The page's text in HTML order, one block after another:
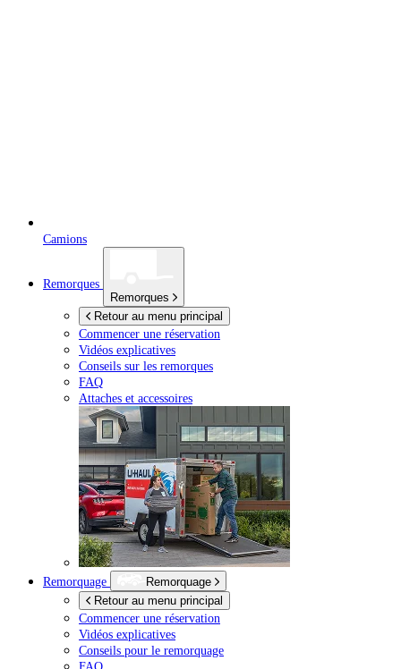
Camions
Remorques
Remorques
Retour au menu principal
Commencer une réservation
Vidéos explicatives
Conseils sur les remorques
FAQ
Attaches et accessoires
Remorquage
Remorquage
Retour au menu principal
Commencer une réservation
Vidéos explicatives
Conseils pour le remorquage